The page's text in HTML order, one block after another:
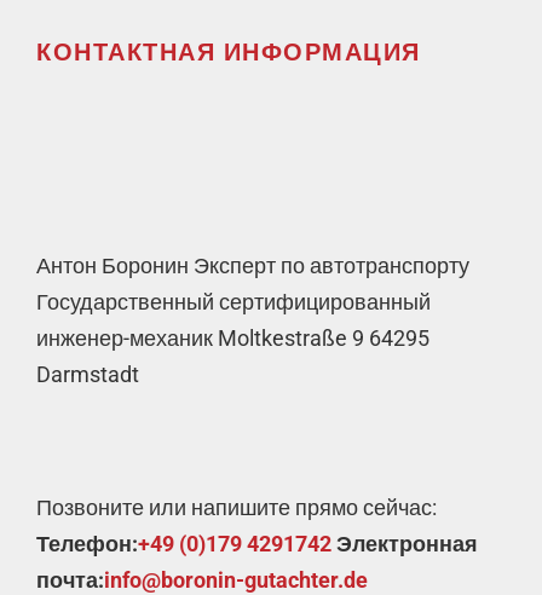
КОНТАКТНАЯ ИНФОРМАЦИЯ
Антон Боронин Эксперт по автотранспорту
Государственный сертифицированный
инженер-механик Moltkestraße 9 64295
Darmstadt
Позвоните или напишите прямо сейчас:
Телефон:+49 (0)179 4291742Электронная
почта:info@boronin-gutachter.de